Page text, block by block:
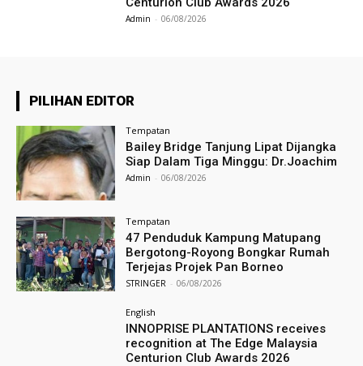
Admin - 06/08/2026
PILIHAN EDITOR
Tempatan
Bailey Bridge Tanjung Lipat Dijangka
Siap Dalam Tiga Minggu: Dr.Joachim
Admin - 06/08/2026
Tempatan
47 Penduduk Kampung Matupang
Bergotong-Royong Bongkar Rumah
Terjejas Projek Pan Borneo
STRINGER - 06/08/2026
English
INNOPRISE PLANTATIONS receives
recognition at The Edge Malaysia
Centurion Club Awards 2026